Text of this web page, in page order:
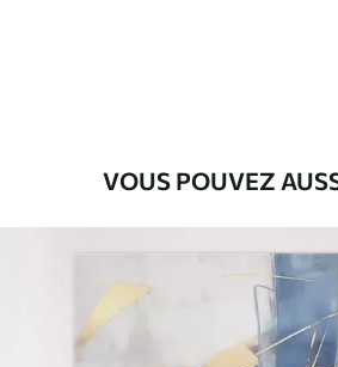
VOUS POUVEZ